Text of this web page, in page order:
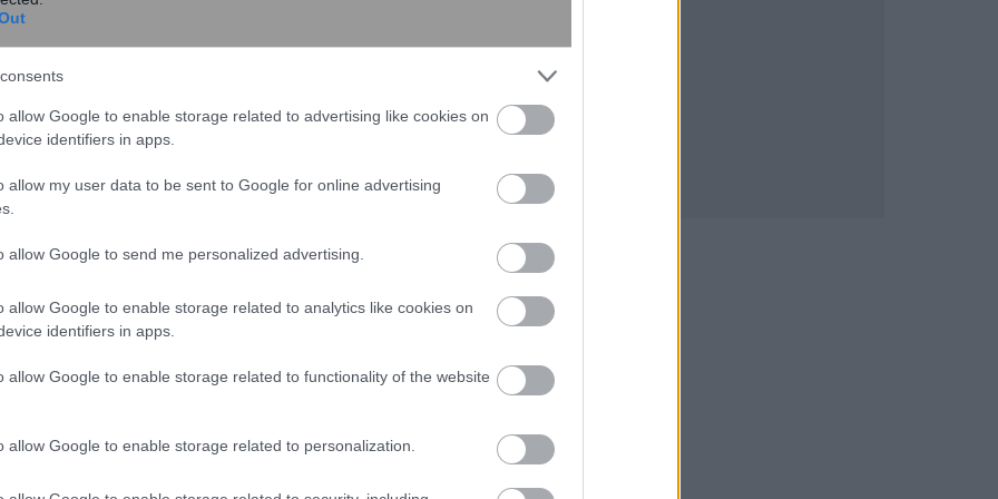
allow Google to enable storage related to advertising like cookies on
identifiers in apps.
allow my user data to be sent to Google for online advertising
allow Google to send me personalized advertising.
allow Google to enable storage related to analytics like cookies on
identifiers in apps.
allow Google to enable storage related to functionality of the website
allow Google to enable storage related to personalization.
αναφορών που έλαβε η υποδιοίκηση του ΣτΚ σε
τις σαφείς ενδείξεις για την τέλεση ποινικά
της καταναλωτικής νομοθεσίας (Ν.
του Καταναλωτή κινητοποίησε και τις
στις κατά νόμο ενέργειές τους.